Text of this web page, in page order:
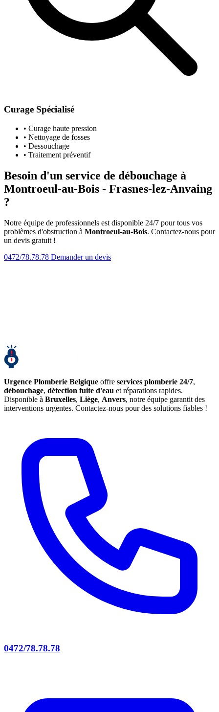
Curage Spécialisé
• Curage haute pression
• Nettoyage de fosses
• Dessouchage
• Traitement préventif
Besoin d'un service de débouchage à
Montroeul-au-Bois - Frasnes-lez-Anvaing
?
Notre équipe de professionnels est disponible 24/7 pour tous vos
problèmes d'obstruction à Montroeul-au-Bois. Contactez-nous pour
un devis gratuit !
0472/78.78.78 Demander un devis
Urgence Plomberie Belgique offre services plomberie 24/7,
débouchage, détection fuite d'eau et réparations rapides.
Disponible à Bruxelles, Liège, Anvers, notre équipe garantit des
interventions urgentes. Contactez-nous pour des solutions fiables !
0472/78.78.78